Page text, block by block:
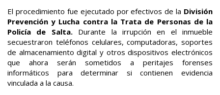
El procedimiento fue ejecutado por efectivos de la División
Prevención y Lucha contra la Trata de Personas de la
Policía de Salta.Durante la irrupción en el inmueble
secuestraron teléfonos celulares, computadoras, soportes
de almacenamiento digital y otros dispositivos electrónicos
que ahora serán sometidos a peritajes forenses
informáticos para determinar si contienen evidencia
vinculada a la causa.